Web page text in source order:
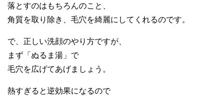
落とすのはもちろんのこと、
角質を取り除き、毛穴を綺麗にしてくれるのです。
で、正しい洗顔のやり方ですが、
まず「ぬるま湯」で
毛穴を広げてあげましょう。
熱すぎると逆効果になるので